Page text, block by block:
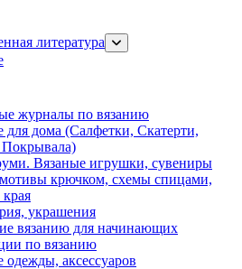
литература
журналы по вязанию
для дома (Салфетки, Скатерти,
Вязаные игрушки, сувениры
крючком, схемы спицами,
края
украшения
вязанию для начинающих
по вязанию
одежды, аксессуаров